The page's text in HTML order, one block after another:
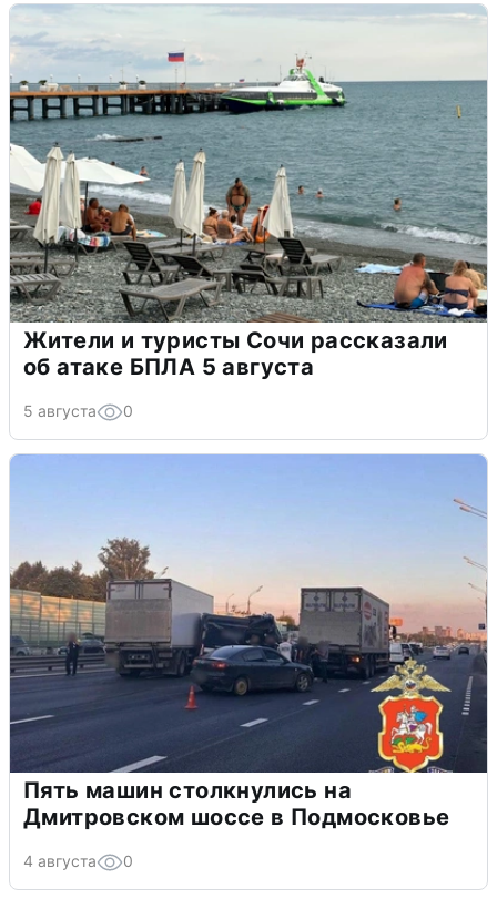
Жители и туристы Сочи рассказали
об атаке БПЛА 5 августа
5 августа 0
Пять машин столкнулись на
Дмитровском шоссе в Подмосковье
4 августа 0